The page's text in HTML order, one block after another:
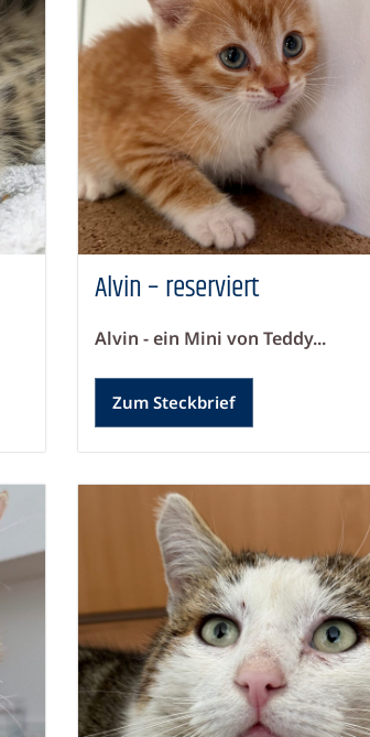
Alvin – reserviert
Alvin - ein Mini von Teddy...
Zum Steckbrief